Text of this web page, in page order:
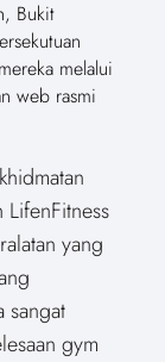
Bukit
melalui
web rasmi
yang
sangat
gym